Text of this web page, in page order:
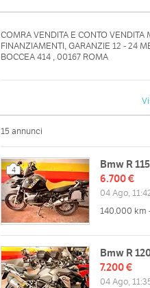
COMRA VENDITA E CONTO VENDITA
FINANZIAMENTI, GARANZIE 12 - 24
BOCCEA 414 , 00167 ROMA
15 annunci
4
Bmw R
6.700 €
04 Ago,
140.000 km
Bmw R
7.200 €
04 Ago,